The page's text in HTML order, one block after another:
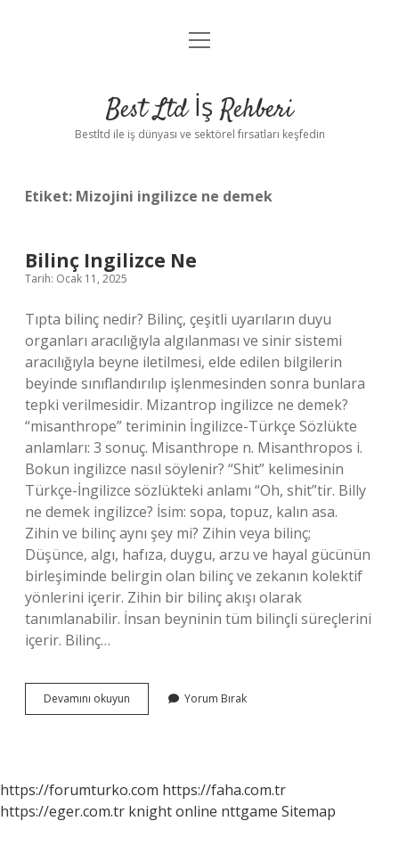
Anasayfa
Yasal Uyarı
menüyü
Best Ltd İş Rehberi
Bestltd ile iş dünyası ve sektörel fırsatları keşfedin
Etiket: Mizojini ingilizce ne demek
Bilinç Ingilizce Ne
Tarih: Ocak 11, 2025
Tıpta bilinç nedir? Bilinç, çeşitli uyarıların duyu
organları aracılığıyla algılanması ve sinir sistemi
aracılığıyla beyne iletilmesi, elde edilen bilgilerin
beyinde sınıflandırılıp işlenmesinden sonra bunlara
tepki verilmesidir. Mizantrop ingilizce ne demek?
“misanthrope” teriminin İngilizce-Türkçe Sözlükte
anlamları: 3 sonuç. Misanthrope n. Misanthropos i.
Bokun ingilizce nasıl söylenir? “Shit” kelimesinin
Türkçe-İngilizce sözlükteki anlamı “Oh, shit”tir. Billy
ne demek ingilizce? İsim: sopa, topuz, kalın asa.
Zihin ve bilinç aynı şey mi? Zihin veya bilinç;
Düşünce, algı, hafıza, duygu, arzu ve hayal gücünün
birleşiminde belirgin olan bilinç ve zekanın kolektif
yönlerini içerir. Zihin bir bilinç akışı olarak
tanımlanabilir. İnsan beyninin tüm bilinçli süreçlerini
içerir. Bilinç…
Devamını okuyun
Ingilizce
Yorum Bırak
https://forumturko.com https://faha.com.tr
https://eger.com.tr knight online nttgame Sitemap